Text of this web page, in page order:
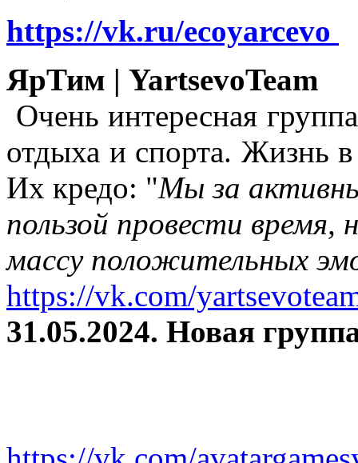
https://vk.ru/ecoyarcevo
ЯрТим | YartsevoTeam
Очень интересная
отдыха и спорта. Жизнь
Их кредо: "Мы за
пользой провести время,
массу положительных
https://vk.com/
31.05.2024. Новая